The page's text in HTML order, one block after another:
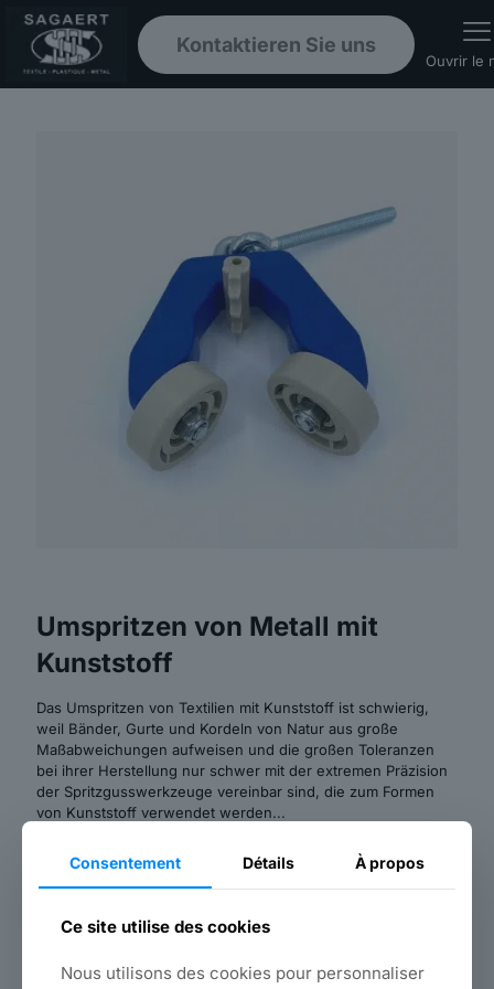
Kontaktieren Sie uns
Ouvrir le
Umspritzen von Metall mit
Kunststoff
Das Umspritzen von Textilien mit Kunststoff ist schwierig,
weil Bänder, Gurte und Kordeln von Natur aus große
Maßabweichungen aufweisen und die großen Toleranzen
bei ihrer Herstellung nur schwer mit der extremen Präzision
der Spritzgusswerkzeuge vereinbar sind, die zum Formen
von Kunststoff verwendet werden...
Das Umspritzen von Kunststoff mit Metall ist ... auch
schwierig, und zwar aus dem umgekehrten Grund! Der
Metalleinsatz muss nämlich genau passen, denn keine
Elastizität oder Kompression erlaubt es, eine Abweichung
zwischen den Abmessungen der "Schwelle" der Form und
des Metalleinsatzes.
Consentement Détails À propos
Ce site utilise des cookies
Nous utilisons des cookies pour personnaliser